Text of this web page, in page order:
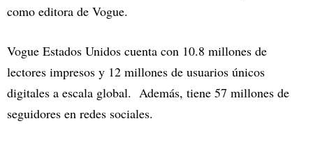
como editora de Vogue.
Vogue Estados Unidos cuenta con 10.8 millones de
lectores impresos y 12 millones de usuarios únicos
digitales a escala global. Además, tiene 57 millones de
seguidores en redes sociales.